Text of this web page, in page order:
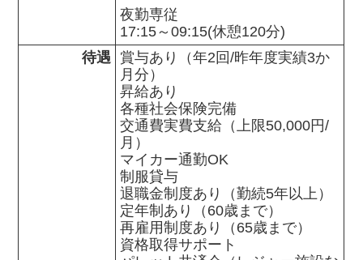
夜勤専従
17:15～09:15(休憩120分)
待遇
賞与あり（年2回/昨年度実績3か
月分）
昇給あり
各種社会保険完備
交通費実費支給（上限50,000円/
月）
マイカー通勤OK
制服貸与
退職金制度あり（勤続5年以上）
定年制あり（60歳まで）
再雇用制度あり（65歳まで）
資格取得サポート